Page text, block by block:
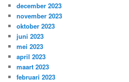
december 2023
november 2023
oktober 2023
juni 2023
mei 2023
april 2023
maart 2023
februari 2023